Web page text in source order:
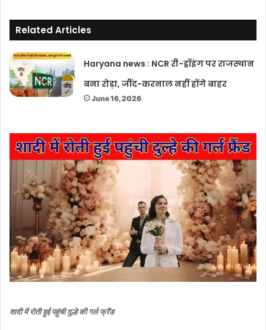
Related Articles
Haryana news : NCR री-ड्रॉइंग पर राजस्थान
बना रोड़ा, जींद-करनाल नहीं होंगे बाहर
June 16, 2026
शादी में रोती हुई पहुंची दुल्हे की गर्ल फ्रैंड